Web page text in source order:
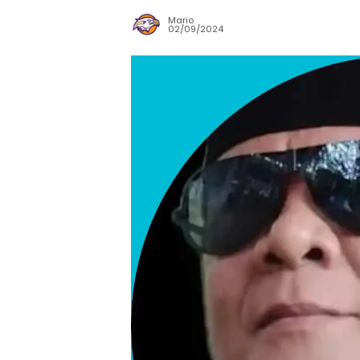
Mario
02/09/2024